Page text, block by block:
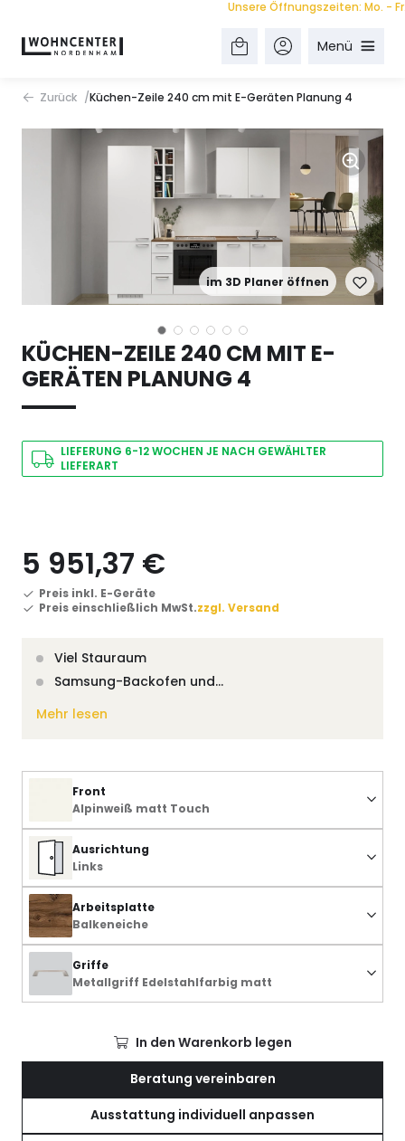
Unsere Öffnungszeiten: Mo. - Fr.
Menü
Zurück Küchen-Zeile 240 cm mit E-Geräten Planung 4
im 3D Planer öffnen
KÜCHEN-ZEILE 240 CM MIT E-
GERÄTEN PLANUNG 4
LIEFERUNG 6-12 WOCHEN JE NACH GEWÄHLTER
LIEFERART
5 951,37 €
Preis inkl. E-Geräte
Preis einschließlich MwSt.zzgl. Versand
Viel Stauraum
Samsung-Backofen und…
Mehr lesen
Front
Alpinweiß matt Touch
Ausrichtung
Links
Arbeitsplatte
Balkeneiche
Griffe
Metallgriff Edelstahlfarbig matt
In den Warenkorb legen
Beratung vereinbaren
Ausstattung individuell anpassen